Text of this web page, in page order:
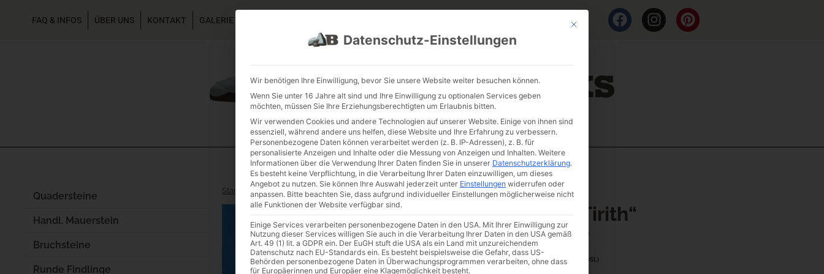
FAQ & INFOS ÜBER UNS KONTAKT GALERIE GARTENPROJEKTE
Quadersteine
Handl. Mauerstein
Bruchsteine
Runde Findlinge
Start Einzelsteine/ Monolith / Kalkstein „Tirith“
Kalkstein „Tirith“
Artikelnummer: B1-9
€130,90 (inkl. MwSt.)
Mit diesem Button wird der Dialog geschlossen. Seine Funktionalität ist
Datenschutz-Einstellungen
Wir benötigen Ihre Einwilligung, bevor Sie unsere Website weiter besuchen können.
Wenn Sie unter 16 Jahre alt sind und Ihre Einwilligung zu optionalen Services geben
möchten, müssen Sie Ihre Erziehungsberechtigten um Erlaubnis bitten.
Wir verwenden Cookies und andere Technologien auf unserer Website. Einige von ihnen sind
essenziell, während andere uns helfen, diese Website und Ihre Erfahrung zu verbessern.
Personenbezogene Daten können verarbeitet werden (z. B. IP-Adressen), z. B. für
personalisierte Anzeigen und Inhalte oder die Messung von Anzeigen und Inhalten. Weitere
Informationen über die Verwendung Ihrer Daten finden Sie in unserer Datenschutzerklärung.
Es besteht keine Verpflichtung, in die Verarbeitung Ihrer Daten einzuwilligen, um dieses
Angebot zu nutzen. Sie können Ihre Auswahl jederzeit unter Einstellungen widerrufen oder
anpassen. Bitte beachten Sie, dass aufgrund individueller Einstellungen möglicherweise nicht
alle Funktionen der Website verfügbar sind.
Einige Services verarbeiten personenbezogene Daten in den USA. Mit Ihrer Einwilligung zur
Nutzung dieser Services willigen Sie auch in die Verarbeitung Ihrer Daten in den USA gemäß
Art. 49 (1) lit. a GDPR ein. Der EuGH stuft die USA als ein Land mit unzureichendem
Datenschutz nach EU-Standards ein. Es besteht beispielsweise die Gefahr, dass US-
Behörden personenbezogene Daten in Überwachungsprogrammen verarbeiten, ohne dass
für Europäerinnen und Europäer eine Klagemöglichkeit besteht.